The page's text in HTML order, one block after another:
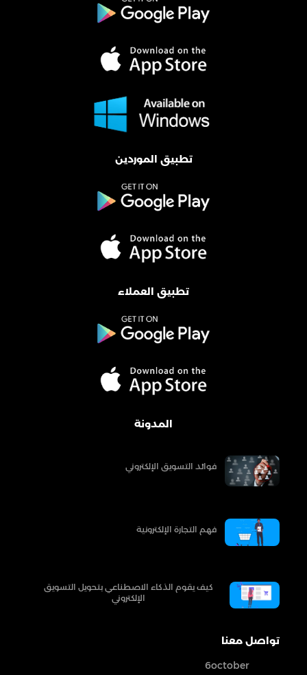
تطبيق الموردين
تطبيق العملاء
المدونة
فوائد التسويق الإلكتروني
فهم التجارة الإلكترونية
كيف يقوم الذكاء الاصطناعي بتحويل التسويق
الإلكتروني
تواصل معنا
6october